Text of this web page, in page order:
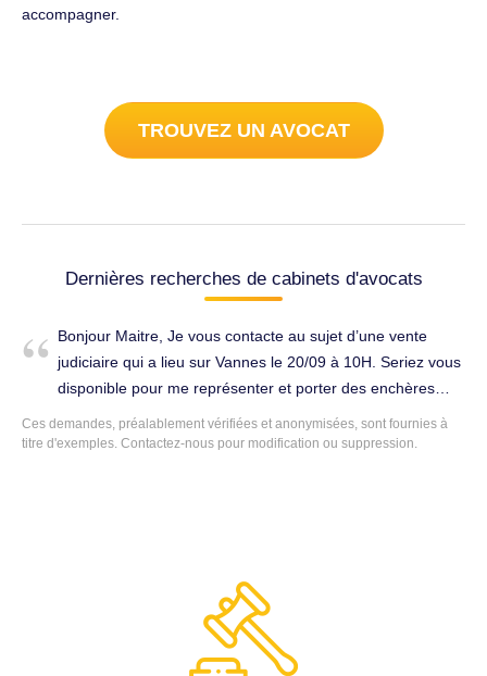
accompagner.
TROUVEZ UN AVOCAT
Dernières recherches de cabinets d'avocats
Bonjour Maitre, Je vous contacte au sujet d’une vente
judiciaire qui a lieu sur Vannes le 20/09 à 10H. Seriez vous
disponible pour me représenter et porter des enchères
pour mon compte ? Dans l’attente de votre retour, Bien
cordialement. Droit de l'immobilier à Arradon (56610).
Ces demandes, préalablement vérifiées et anonymisées, sont fournies à
titre d'exemples. Contactez-nous pour modification ou suppression.